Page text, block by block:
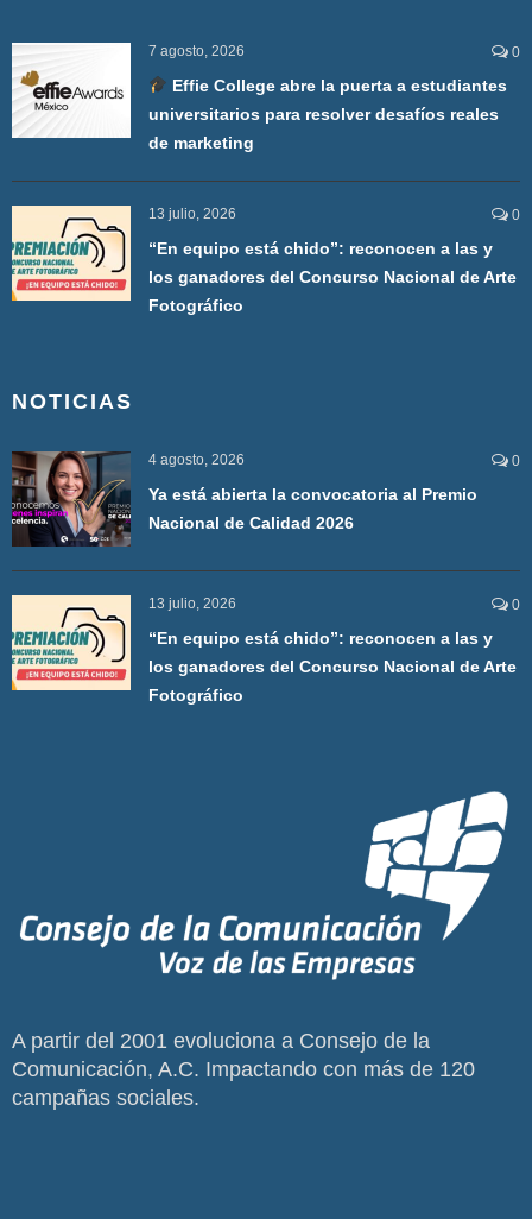
7 agosto, 2026 0
Effie College abre la puerta a estudiantes
universitarios para resolver desafíos reales
de marketing
13 julio, 2026 0
“En equipo está chido”: reconocen a las y
los ganadores del Concurso Nacional de Arte
Fotográfico
NOTICIAS
4 agosto, 2026 0
Ya está abierta la convocatoria al Premio
Nacional de Calidad 2026
13 julio, 2026 0
“En equipo está chido”: reconocen a las y
los ganadores del Concurso Nacional de Arte
Fotográfico
A partir del 2001 evoluciona a Consejo de la
Comunicación, A.C. Impactando con más de 120
campañas sociales.